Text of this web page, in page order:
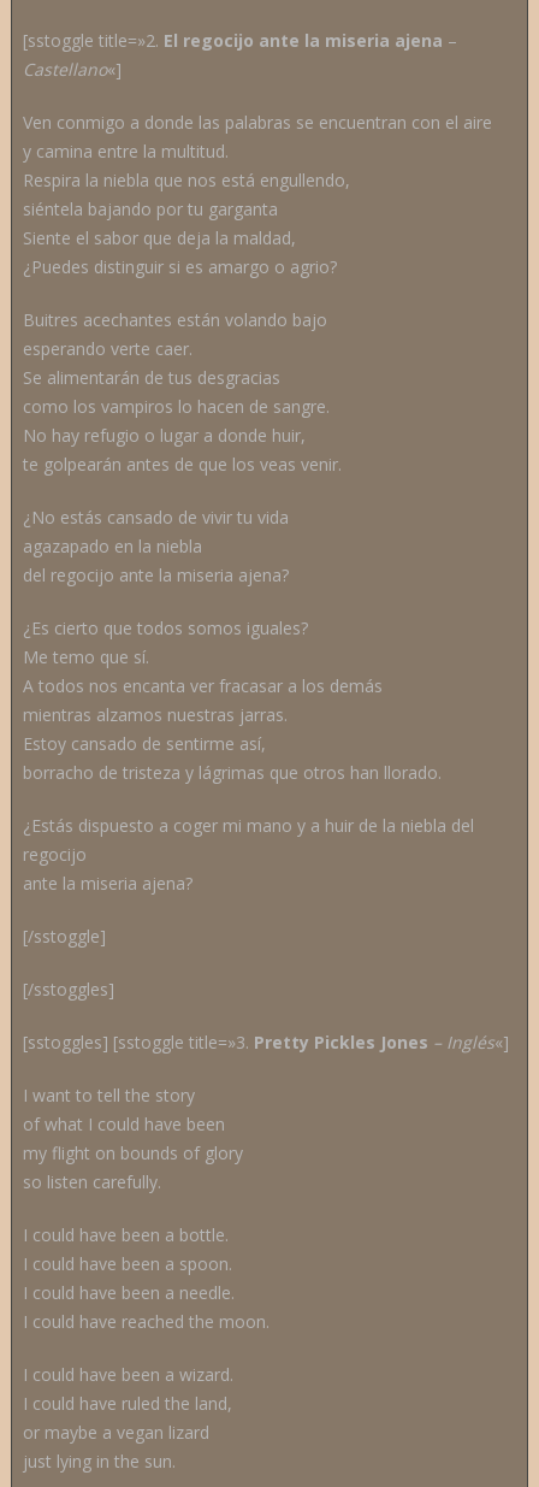
[sstoggle title=»2. El regocijo ante la miseria ajena –
Castellano«]
Ven conmigo a donde las palabras se encuentran con el aire
y camina entre la multitud.
Respira la niebla que nos está engullendo,
siéntela bajando por tu garganta
Siente el sabor que deja la maldad,
¿Puedes distinguir si es amargo o agrio?
Buitres acechantes están volando bajo
esperando verte caer.
Se alimentarán de tus desgracias
como los vampiros lo hacen de sangre.
No hay refugio o lugar a donde huir,
te golpearán antes de que los veas venir.
¿No estás cansado de vivir tu vida
agazapado en la niebla
del regocijo ante la miseria ajena?
¿Es cierto que todos somos iguales?
Me temo que sí.
A todos nos encanta ver fracasar a los demás
mientras alzamos nuestras jarras.
Estoy cansado de sentirme así,
borracho de tristeza y lágrimas que otros han llorado.
¿Estás dispuesto a coger mi mano y a huir de la niebla del
regocijo
ante la miseria ajena?
[/sstoggle]
[/sstoggles]
[sstoggles] [sstoggle title=»3. Pretty Pickles Jones – Inglés«]
I want to tell the story
of what I could have been
my flight on bounds of glory
so listen carefully.
I could have been a bottle.
I could have been a spoon.
I could have been a needle.
I could have reached the moon.
I could have been a wizard.
I could have ruled the land,
or maybe a vegan lizard
just lying in the sun.